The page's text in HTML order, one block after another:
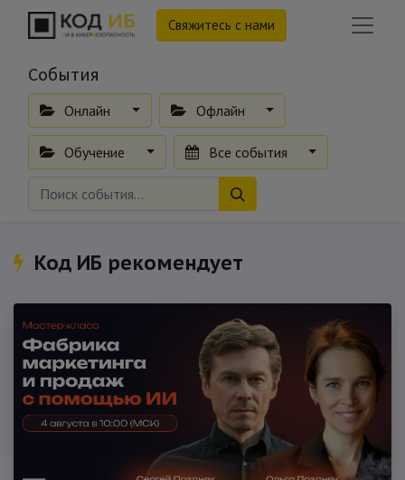
Свяжитесь с нами
События
Онлайн Офлайн
Обучение Все события
Код ИБ рекомендует